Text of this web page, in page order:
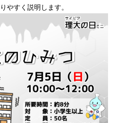
やすく説明します。